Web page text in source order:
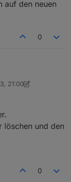
auf den neuen
0
dem Namen
neue Eintrag
auf den
21:00
10. Juli 2023, 23:01
löschen und den
0